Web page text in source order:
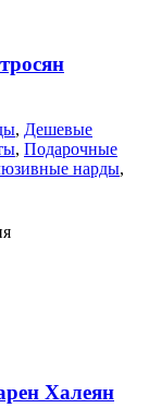
, Дешевые
, Подарочные
нарды,
Халеян